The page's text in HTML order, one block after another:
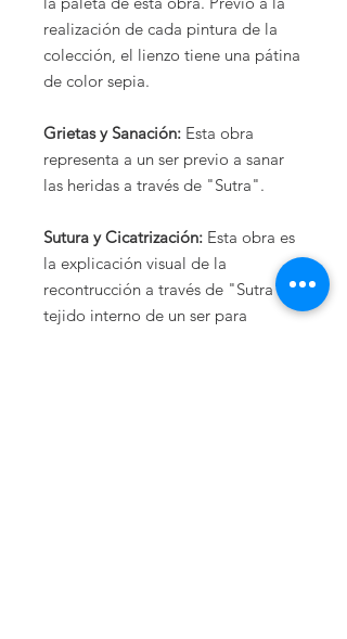
realización de cada pintura de la
colección, el lienzo tiene una pátina
de color sepia.
Grietas y Sanación: Esta obra
representa a un ser previo a sanar
las heridas a través de "Sutra".
Sutura y Cicatrización: Esta obra es
la explicación visual de la
recontrucción a través de "Sutra", el
tejido interno de un ser para